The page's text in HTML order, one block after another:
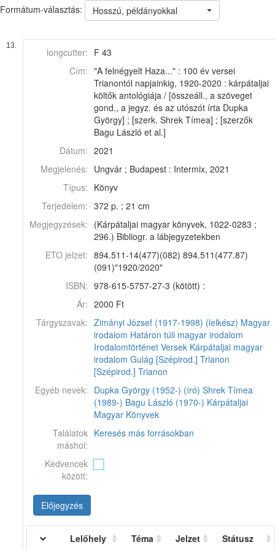
Formátum-választás: Hosszú, példányokkal
13.
longcutter: F 43
Cím: "A felnégyelt Haza..." : 100 év versei
Trianontól napjainkig, 1920-2020 : kárpátaljai
költők antológiája / [összeáll., a szöveget
gond., a jegyz. és az utószót írta Dupka
György] ; [szerk. Shrek Tímea] ; [szerzők
Bagu László et al.]
Dátum: 2021
Megjelenés: Ungvár ; Budapest : Intermix, 2021
Típus: Könyv
Terjedelem: 372 p. ; 21 cm
Megjegyzések: (Kárpátaljai magyar könyvek, 1022-0283 ;
296.) Bibliogr. a lábjegyzetekben
ETO jelzet: 894.511-14(477)(082) 894.511(477.87)
(091)"1920/2020"
ISBN: 978-615-5757-27-3 (kötött) :
Ár: 2000 Ft
Tárgyszavak: Zimányi József (1917-1998) (lelkész) Magyar
irodalom Határon túli magyar irodalom
Irodalomtörténet Versek Kárpátaljai magyar
irodalom Gulág [Szépirod.] Trianon
[Szépirod.] Trianon
Egyéb nevek: Dupka György (1952-) (író) Shrek Tímea
(1989-) Bagu László (1970-) Kárpátaljai
Magyar Könyvek
Találatok
máshol:
Keresés más forrásokban
Kedvencek
között:
Előjegyzés
Lelőhely Téma Jelzet Státusz